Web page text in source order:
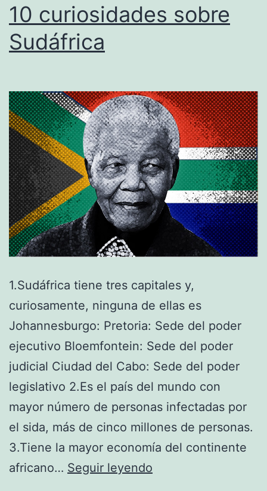
10 curiosidades sobre
Sudáfrica
1.Sudáfrica tiene tres capitales y,
curiosamente, ninguna de ellas es
Johannesburgo: Pretoria: Sede del poder
ejecutivo Bloemfontein: Sede del poder
judicial Ciudad del Cabo: Sede del poder
legislativo 2.Es el país del mundo con
mayor número de personas infectadas por
el sida, más de cinco millones de personas.
3.Tiene la mayor economía del continente
africano… Seguir leyendo